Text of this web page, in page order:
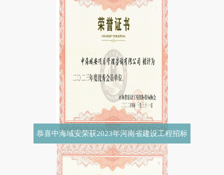
恭喜中海域安荣获2023年河南省建设工程招标
投标协会优秀会员